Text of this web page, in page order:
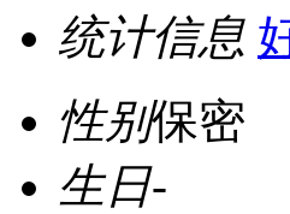
统计信息
性别保密
生日-